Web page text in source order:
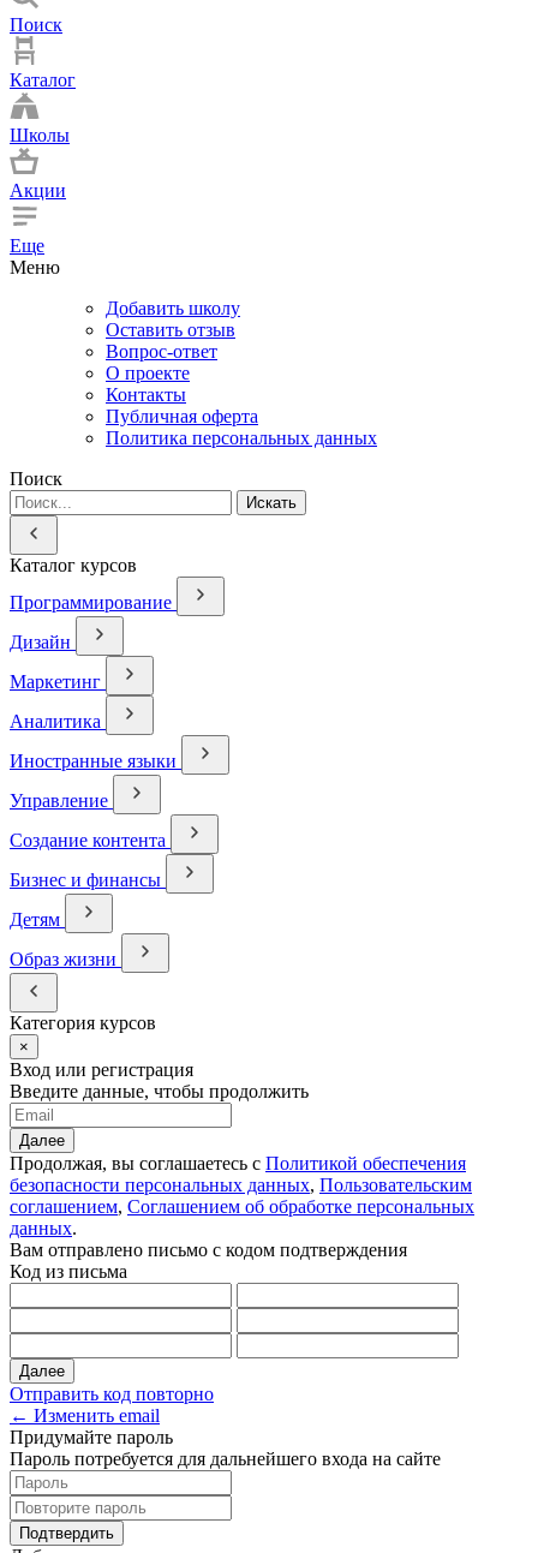
Поиск
Каталог
Школы
Акции
Еще
Меню
Добавить школу
Оставить отзыв
Вопрос-ответ
О проекте
Контакты
Публичная оферта
Политика персональных данных
Поиск
Искать
Каталог курсов
Программирование
Дизайн
Маркетинг
Аналитика
Иностранные языки
Управление
Создание контента
Бизнес и финансы
Детям
Образ жизни
Категория курсов
×
Вход или регистрация
Введите данные, чтобы продолжить
Далее
Продолжая, вы соглашаетесь с Политикой обеспечения
безопасности персональных данных, Пользовательским
соглашением, Соглашением об обработке персональных
данных.
Вам отправлено письмо с кодом подтверждения
Код из письма
Далее
Отправить код повторно
← Изменить email
Придумайте пароль
Пароль потребуется для дальнейшего входа на сайте
Подтвердить